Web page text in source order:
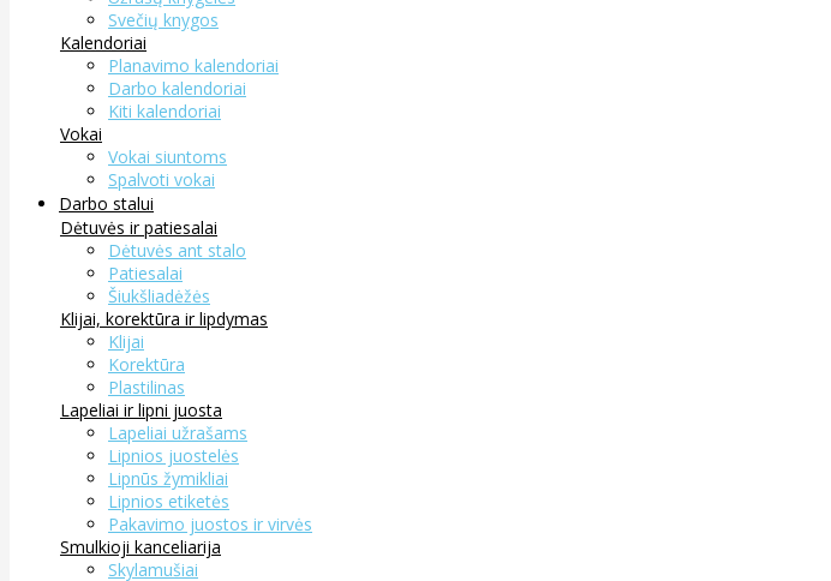
Svečių knygos
Kalendoriai
Planavimo kalendoriai
Darbo kalendoriai
Kiti kalendoriai
Vokai
Vokai siuntoms
Spalvoti vokai
Darbo stalui
Dėtuvės ir patiesalai
Dėtuvės ant stalo
Patiesalai
Šiukšliadėžės
Klijai, korektūra ir lipdymas
Klijai
Korektūra
Plastilinas
Lapeliai ir lipni juosta
Lapeliai užrašams
Lipnios juostelės
Lipnūs žymikliai
Lipnios etiketės
Pakavimo juostos ir virvės
Smulkioji kanceliarija
Skylamušiai